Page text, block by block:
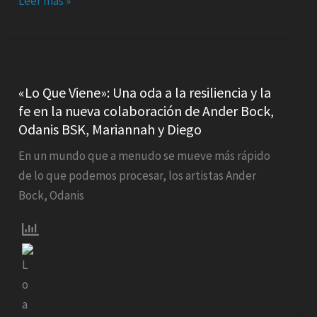
«Lo Que Viene»: Una oda a la resiliencia y la
fe en la nueva colaboración de Ander Bock,
Odanis BSK, Mariannah y Diego
En un mundo que a menudo se mueve más rápido
de lo que podemos procesar, los artistas Ander
Bock, Odanis
Que
Viene»:
Una
oda
a
la
la
fe
en
la